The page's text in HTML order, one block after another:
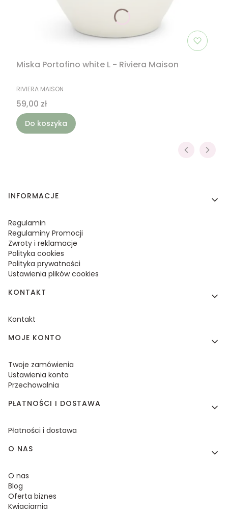
Miska Portofino white L - Riviera Maison
PRODUCENT
RIVIERA MAISON
Cena
59,00 zł
Do koszyka
Linki w stopce
INFORMACJE
Regulamin
Regulaminy Promocji
Zwroty i reklamacje
Polityka cookies
Polityka prywatności
Ustawienia plików cookies
KONTAKT
Kontakt
MOJE KONTO
Twoje zamówienia
Ustawienia konta
Przechowalnia
PŁATNOŚCI I DOSTAWA
Płatności i dostawa
O NAS
O nas
Blog
Oferta biznes
Kwiaciarnia